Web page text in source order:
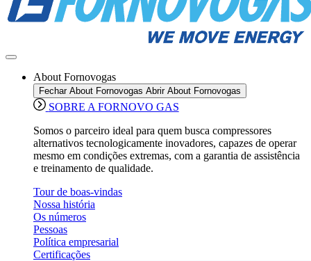
About Fornovogas
Fechar About Fornovogas Abrir About Fornovogas
SOBRE A FORNOVO GAS
Somos o parceiro ideal para quem busca compressores
alternativos tecnologicamente inovadores, capazes de operar
mesmo em condições extremas, com a garantia de assistência
e treinamento de qualidade.
Tour de boas-vindas
Nossa história
Os números
Pessoas
Política empresarial
Certificações